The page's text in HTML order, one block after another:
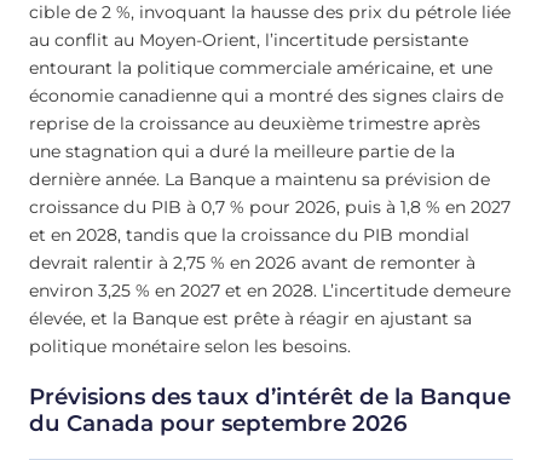
cible de 2 %, invoquant la hausse des prix du pétrole liée
au conflit au Moyen-Orient, l’incertitude persistante
entourant la politique commerciale américaine, et une
économie canadienne qui a montré des signes clairs de
reprise de la croissance au deuxième trimestre après
une stagnation qui a duré la meilleure partie de la
dernière année. La Banque a maintenu sa prévision de
croissance du PIB à 0,7 % pour 2026, puis à 1,8 % en 2027
et en 2028, tandis que la croissance du PIB mondial
devrait ralentir à 2,75 % en 2026 avant de remonter à
environ 3,25 % en 2027 et en 2028. L’incertitude demeure
élevée, et la Banque est prête à réagir en ajustant sa
politique monétaire selon les besoins.
Prévisions des taux d’intérêt de la Banque
du Canada pour septembre 2026